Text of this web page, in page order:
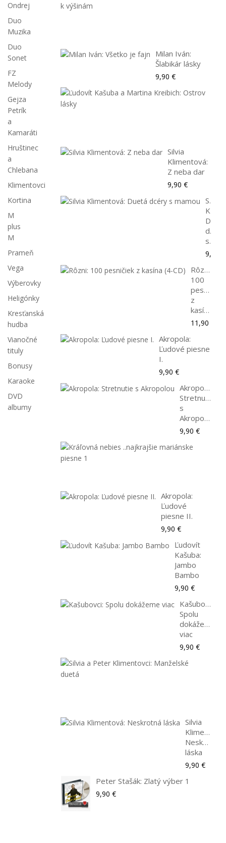
Ondrej
Duo
Muzika
Duo
Sonet
FZ
Melody
Gejza
Petrík
a
Kamaráti
Hruštinec
a
Chlebana
Klimentovci
Kortina
M
plus
M
Prameň
Vega
Výberovky
Heligónky
Kresťanská
hudba
Vianočné
tituly
Bonusy
Karaoke
DVD
albumy
Milan Iván:
Šlabikár lásky
9,90 €
Silvia
Klimentová:
Z neba dar
9,90 €
Silvia
Duetá
dcéry
s...
9,90 €
Rôzni:
100
pesničiek
z
kasína...
11,90 €
Akropola:
Ľudové piesne
I.
9,90 €
Akropola:
Stretnutie
s
Akropolou
9,90 €
Akropola:
Ľudové
piesne II.
9,90 €
Ľudovít
Kašuba:
Jambo
Bambo
9,90 €
Kašubovci:
Spolu
dokážeme
viac
9,90 €
Silvia
Klimentová:
Neskrotná
láska
9,90 €
Peter Stašák: Zlatý výber 1
9,90 €